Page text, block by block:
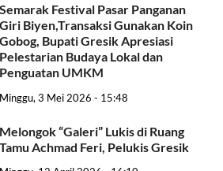
Semarak Festival Pasar Panganan
Giri Biyen,Transaksi Gunakan Koin
Gobog, Bupati Gresik Apresiasi
Pelestarian Budaya Lokal dan
Penguatan UMKM
Minggu, 3 Mei 2026 - 15:48
Melongok “Galeri” Lukis di Ruang
Tamu Achmad Feri, Pelukis Gresik